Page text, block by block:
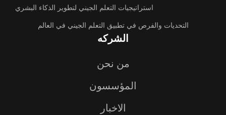
استراتيجيات التعلم الجيني لتطوير الذكاء البشري
التحديات والفرص في تطبيق التعلم الجيني في العالم
الشركه
من نحن
المؤسسون
الاخبار